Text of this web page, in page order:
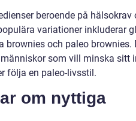
beroende på hälsokrav
variationer inkluderar
brownies och paleo brownies.
som vill minska sitt
följa en paleo-livsstil.
om nyttiga